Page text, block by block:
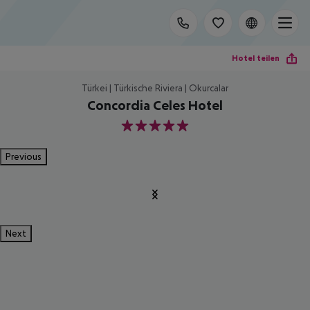
Hotel teilen
Türkei | Türkische Riviera | Okurcalar
Concordia Celes Hotel
5
Previous
Next